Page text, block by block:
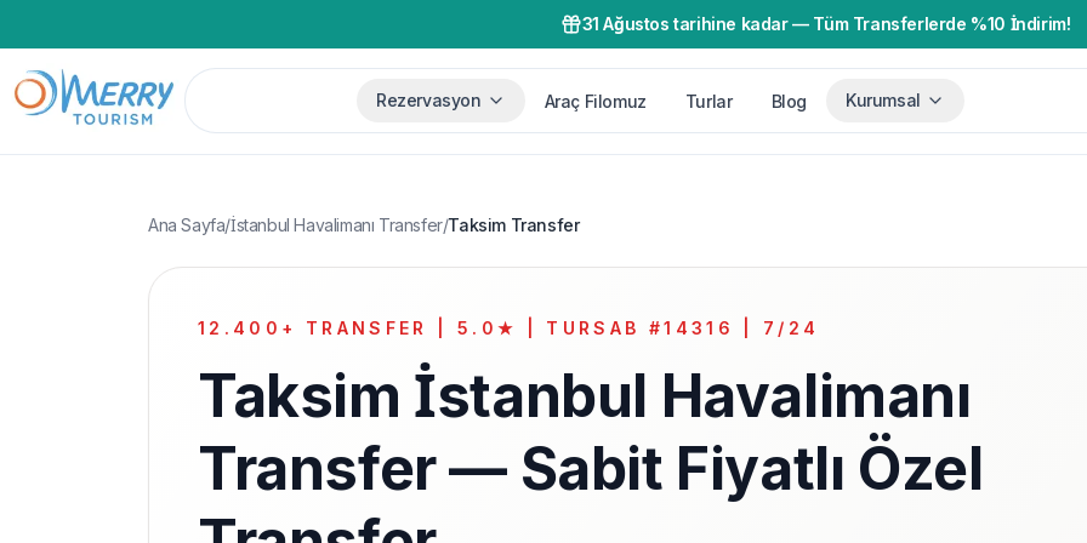
31 Ağustos tarihine kadar— Tüm Transferlerde %10 İndirim!
Rezervasyon Araç Filomuz Turlar Blog Kurumsal
Ana Sayfa/İstanbul Havalimanı Transfer/Taksim Transfer
12.400+ TRANSFER | 5.0★ | TURSAB #14316 | 7/24
Taksim İstanbul Havalimanı
Transfer — Sabit Fiyatlı Özel